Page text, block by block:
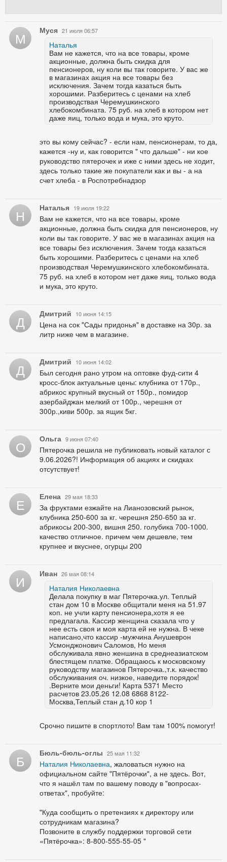
М Муся 21 июля 06:57
Наталья
Вам не кажется, что на все товары, кроме
акционные, должна быть скидка для
пенсионеров, ну коли вы так говорите. У вас же
в магазинах акция на все товары без
исключения. Зачем тогда казаться быть
хорошими. Разберитесь с ценами на хлеб
производствая Черемушкинского
хлебокомбината. 75 руб. на хлеб в котором нет
даже яиц, только вода и мука, это круто.
это вы кому сейчас? - если нам, пенсионерам, то да,
кажется -ну и, как говорится " что дальше" - ни кое
руководство пятерочек и иже с ними здесь не ходит,
здесь только такие же покупатели как и вы - а на
счет хлеба - в Роспотребнадзор
Н Наталья 19 июля 19:22
Вам не кажется, что на все товары, кроме
акционные, должна быть скидка для пенсионеров, ну
коли вы так говорите. У вас же в магазинах акция на
все товары без исключения. Зачем тогда казаться
быть хорошими. Разберитесь с ценами на хлеб
производствая Черемушкинского хлебокомбината.
75 руб. на хлеб в котором нет даже яиц, только вода
и мука, это круто.
Д Дмитрий 10 июня 14:15
Цена на сок "Сады придонья" в доставке на 30р. за
литр ниже чем в магазине.
Д Дмитрий 10 июня 14:02
Был сегодня рано утром на оптовке фуд-сити 4
кросс-блок актуальные цены: клубника от 170р.,
абрикос крупный вкусный от 150р., помидор
азербайджан мелкий от 100р., черешня от
300р.,киви 500р. за ящик 5кг.
О Ольга 9 июня 07:40
Пятерочка решила не публиковать новый каталог с
9.06.2026?! Информация об акциях и скидках
отсутствует!
Е Елена 29 мая 18:33
За фруктами езжайте на Лианозовский рынок,
клубника 250-600 за кг. черешня 250-650 за кг.
абрикосы 200-300, вишня 250. голубика 700-1000.
качество отличное. причем чем дешевле, тем
крупнее и вкуснее, огурцы 200
И Иван 26 мая 08:14
Наталия Николаевна
Делала покупку в маг Пятерочка.ул. Теплый
стан дом 10 в Москве общитали меня на 51.97
коп. не учли карту пенсионера,хотя я ее
предлагала. Кассир женщина сказала что у
нее есть своя и моя карта ей не нужна. В чеке
написано,что кассир -мужчина Анушеврон
Усмонджонович Саломов, Но меня
обслуживала явно женшина в среднеазиатском
блестящем платке. Обращаюсь к московскому
руководству магазинов Пятерочка.,т.к. качество
обслуживания оч. низкое, наведите порядок!
.Верните мои деньги! Карта 5371 Место
расчетов 23.05.26 12.08 6868 8122-
Москва,Теплый стан д.10 кор 1
Срочно пишите в спортлото! Вам там 100% помогут!
Б Бюль-бюль-оглы 25 мая 11:32
Наталия Николаевна, жаловаться нужно на
официальном сайте "Пятёрочки", а не здесь. Вот,
что я нашёл там по вашему поводу в "вопросах-
ответах", пробуйте:
"Куда сообщить о претензиях к директору или
сотрудникам магазина?
Позвоните в службу поддержки торговой сети
«Пятёрочка»: 8-800-555-55-05 "